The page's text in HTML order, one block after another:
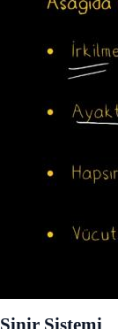
Sinir Sistemi